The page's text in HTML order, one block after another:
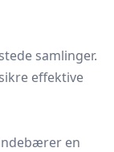
samlinger.
effektive
en